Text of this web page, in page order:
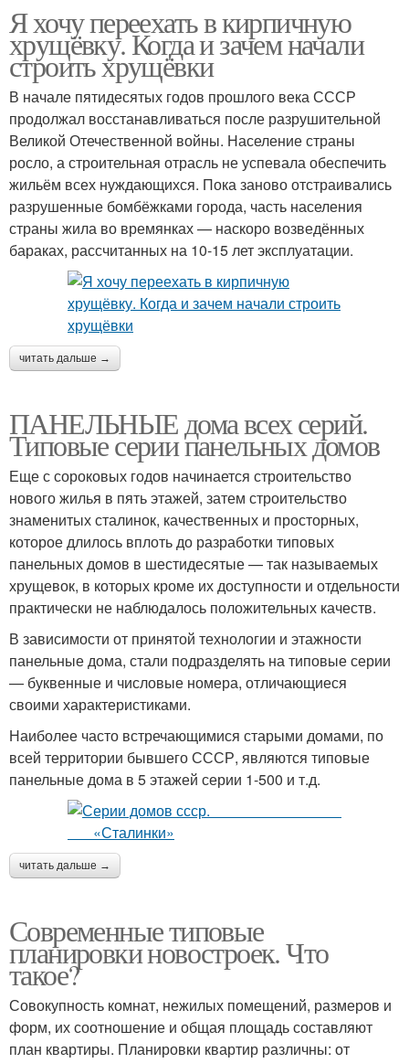
Я хочу переехать в кирпичную
хрущёвку. Когда и зачем начали
строить хрущёвки
В начале пятидесятых годов прошлого века СССР
продолжал восстанавливаться после разрушительной
Великой Отечественной войны. Население страны
росло, а строительная отрасль не успевала обеспечить
жильём всех нуждающихся. Пока заново отстраивались
разрушенные бомбёжками города, часть населения
страны жила во времянках — наскоро возведённых
бараках, рассчитанных на 10-15 лет эксплуатации.
читать дальше →
ПАНЕЛЬНЫЕ дома всех серий.
Типовые серии панельных домов
Еще с сороковых годов начинается строительство
нового жилья в пять этажей, затем строительство
знаменитых сталинок, качественных и просторных,
которое длилось вплоть до разработки типовых
панельных домов в шестидесятые — так называемых
хрущевок, в которых кроме их доступности и отдельности
практически не наблюдалось положительных качеств.
В зависимости от принятой технологии и этажности
панельные дома, стали подразделять на типовые серии
— буквенные и числовые номера, отличающиеся
своими характеристиками.
Наиболее часто встречающимися старыми домами, по
всей территории бывшего СССР, являются типовые
панельные дома в 5 этажей серии 1-500 и т.д.
читать дальше →
Современные типовые
планировки новостроек. Что
такое?
Совокупность комнат, нежилых помещений, размеров и
форм, их соотношение и общая площадь составляют
план квартиры. Планировки квартир различны: от